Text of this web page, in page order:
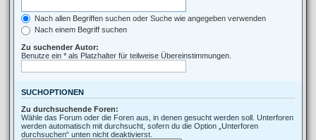
Nach allen Begriffen suchen oder Suche wie angegeben verwenden
Nach einem Begriff suchen
Zu suchender Autor:
Benutze ein * als Platzhalter für teilweise Übereinstimmungen.
SUCHOPTIONEN
Zu durchsuchende Foren:
Wähle das Forum oder die Foren aus, in denen gesucht werden soll. Unterforen
werden automatisch mit durchsucht, sofern du die Option „Unterforen
durchsuchen“ unten nicht deaktivierst.